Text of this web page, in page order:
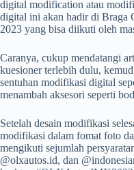
digital modification atau
digital ini akan hadir di Braga
2023 yang bisa diikuti oleh
Caranya, cukup mendatangi
kuesioner terlebih dulu,
sentuhan modifikasi digital
menambah aksesori seperti
Setelah desain modifikasi
modifikasi dalam fomat foto
mengikuti sejumlah
@olxautos.id, dan